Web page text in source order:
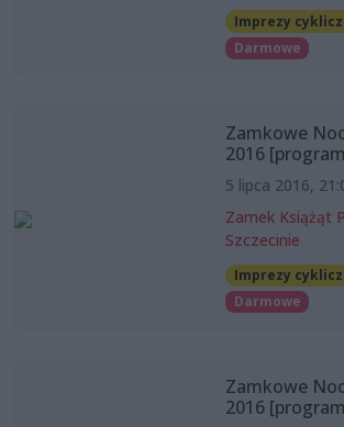
Imprezy
Darmowe
Zamkowe
2016
5 lipca 2016,
Zamek Książąt
Szczecinie
Imprezy
Darmowe
Zamkowe
2016